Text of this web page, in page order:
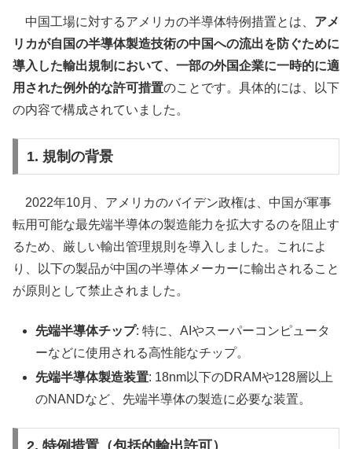
中国工場に対するアメリカの半導体特例措置とは、 アメ
リカが自国の半導体製造技術の中国への流出を防ぐために
導入した輸出規制において、一部の外国企業に一時的に適
用された例外的な許可措置のことです。具体的には、以下
の内容で構成されていました。
1. 規制の背景
2022年10月、アメリカのバイデン政権は、中国が軍事
転用可能な最先端半導体の製造能力を拡大するのを阻止す
るため、厳しい輸出管理規則を導入しました。これによ
り、以下の製品が中国の半導体メーカーに輸出されること
が原則として禁止されました。
先端半導体チップ: 特に、AIやスーパーコンピュータ
ーなどに使用される高性能なチップ。
先端半導体製造装置: 18nm以下のDRAMや128層以上
のNANDなど、先端半導体の製造に必要な装置。